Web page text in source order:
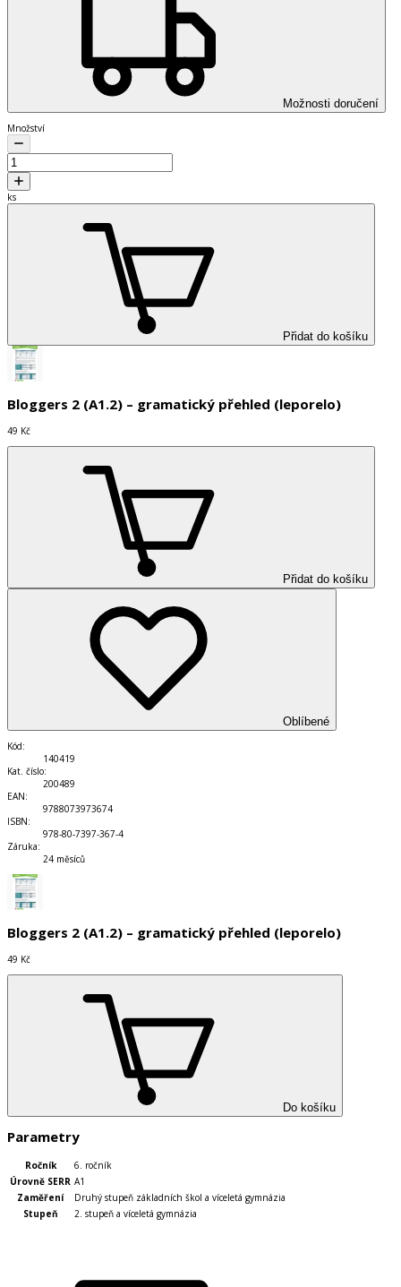
Možnosti doručení
Množství
ks
Přidat do košíku
Bloggers 2 (A1.2) – gramatický přehled (leporelo)
49 Kč
Přidat do košíku
Oblíbené
Kód:
140419
Kat. číslo:
200489
EAN:
9788073973674
ISBN:
978-80-7397-367-4
Záruka:
24 měsíců
Bloggers 2 (A1.2) – gramatický přehled (leporelo)
49 Kč
Do košíku
Parametry
Ročník
6. ročník
Úrovně SERR A1
Zaměření
Druhý stupeň základních škol a víceletá gymnázia
Stupeň
2. stupeň a víceletá gymnázia